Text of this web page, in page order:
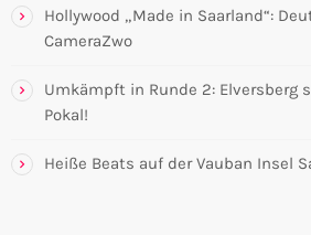
Hollywood „Made in Saarland“:
CameraZwo
Umkämpft in Runde 2: Elversberg
Pokal!
Heiße Beats auf der Vauban Insel